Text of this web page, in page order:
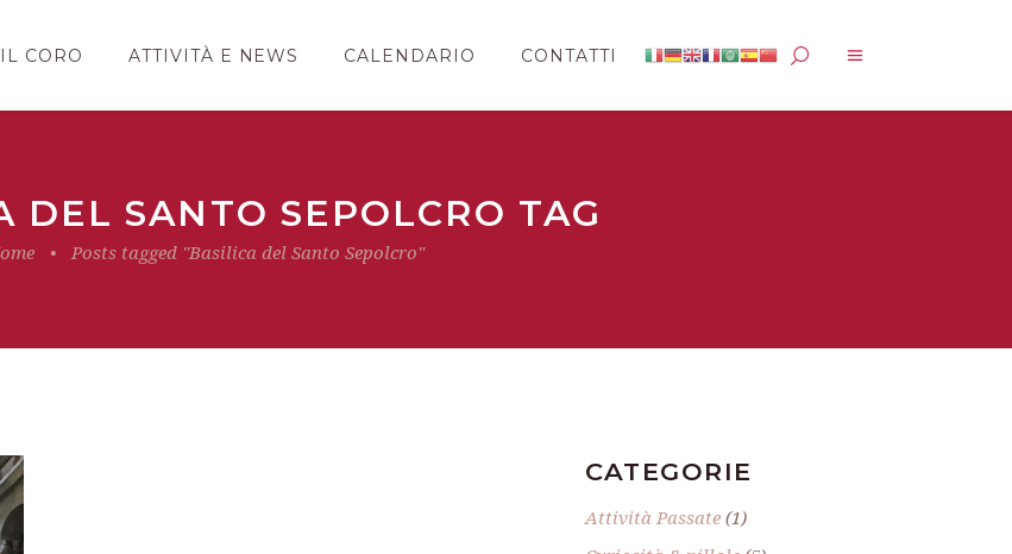
IL CORO ATTIVITÀ E NEWS CALENDARIO CONTATTI
DEL SANTO SEPOLCRO TAG
• Posts tagged "Basilica del Santo Sepolcro"
CATEGORIE
Attività Passate(1)